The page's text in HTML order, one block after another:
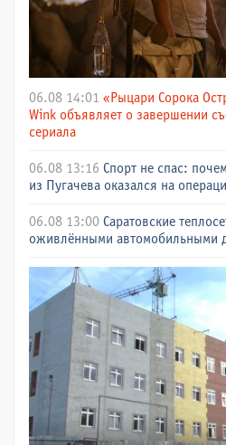
06.08 14:01 «Рыцари Сорока
Wink объявляет о завершении
сериала
06.08 13:16 Спорт не спас:
из Пугачева оказался на
06.08 13:00 Саратовские
оживлёнными автомобильными